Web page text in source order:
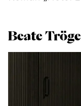
Beate